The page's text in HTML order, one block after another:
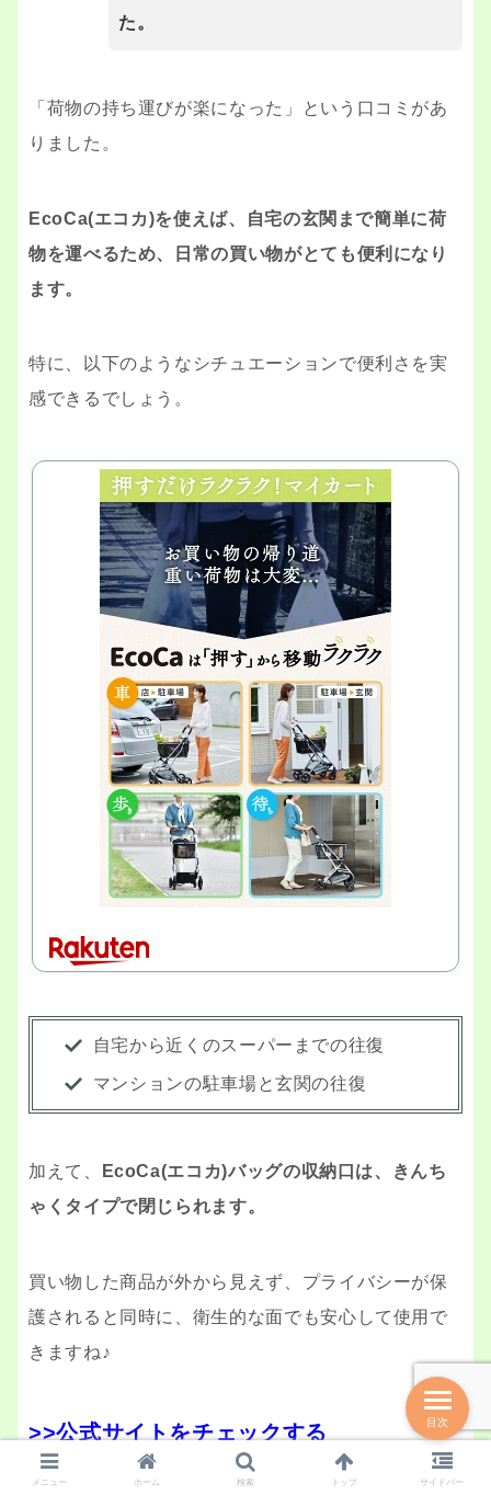
た。
「荷物の持ち運びが楽になった」という口コミがあ
りました。
EcoCa(エコカ)を使えば、自宅の玄関まで簡単に荷
物を運べるため、日常の買い物がとても便利になり
ます。
特に、以下のようなシチュエーションで便利さを実
感できるでしょう。
自宅から近くのスーパーまでの往復
マンションの駐車場と玄関の往復
加えて、
EcoCa(エコカ)バッグの収納口は、きんち
ゃくタイプで閉じられます。
買い物した商品が外から見えず、プライバシーが保
護されると同時に、衛生的な面でも安心して使用で
きますね♪
>>公式サイトをチェックする
メニュー ホーム 検索 トップ サイドバー
目次